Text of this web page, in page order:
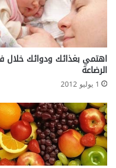
اهتمي بغذائك ودوائك خلال
الرضاعة
1 يوليو 2012